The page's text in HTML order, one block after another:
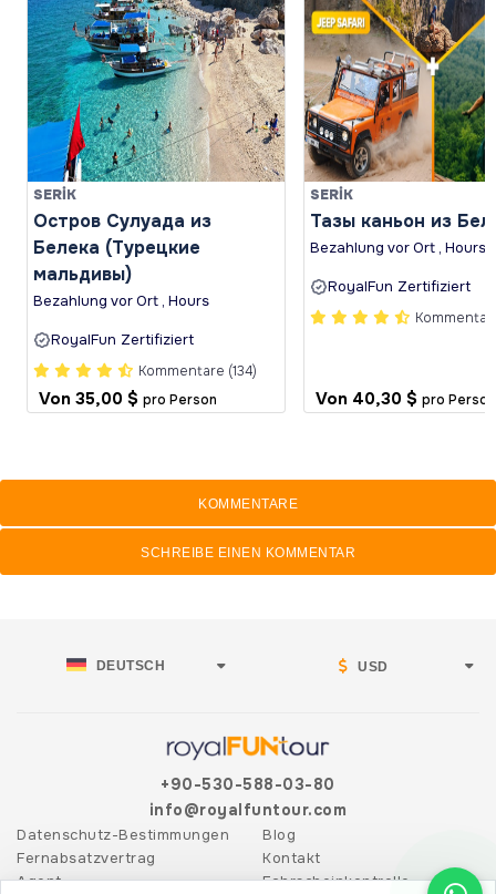
SERİK
Остров Сулуада из
Белека (Турецкие
мальдивы)
Bezahlung vor Ort , Hours
RoyalFun Zertifiziert
Kommentare (134)
Von 35,00 $ pro Person
SERİK
Тазы каньон из
Bezahlung vor Ort , Hours
RoyalFun Zertifiziert
Von 40,30 $ pro Person
KOMMENTARE
SCHREIBE EINEN KOMMENTAR
DEUTSCH USD
+90-530-588-03-80
info@royalfuntour.com
Datenschutz-Bestimmungen
Fernabsatzvertrag
Agent
Blog
Kontakt
Fahrscheinkontrolle